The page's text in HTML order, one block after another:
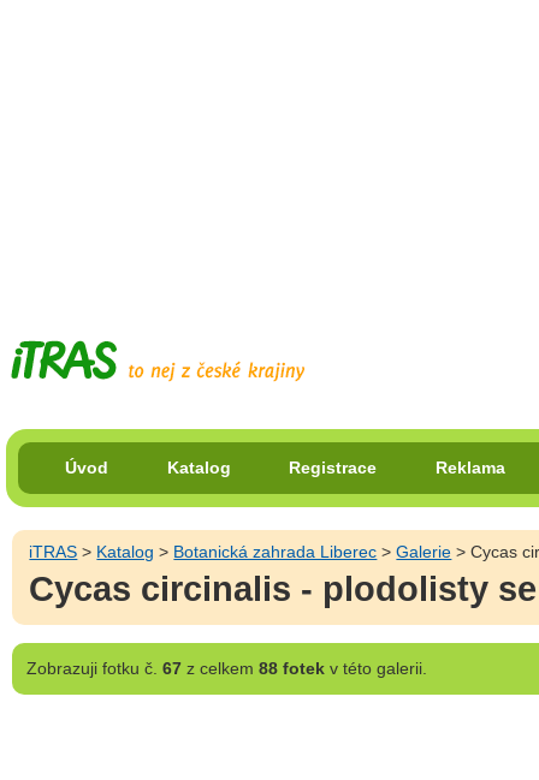
Úvod Katalog Registrace Reklama
iTRAS > Katalog > Botanická zahrada Liberec >Galerie > Cycas
Cycas circinalis - plodolisty
Zobrazujifotku č. 67z celkem 88 fotekv této galerii.